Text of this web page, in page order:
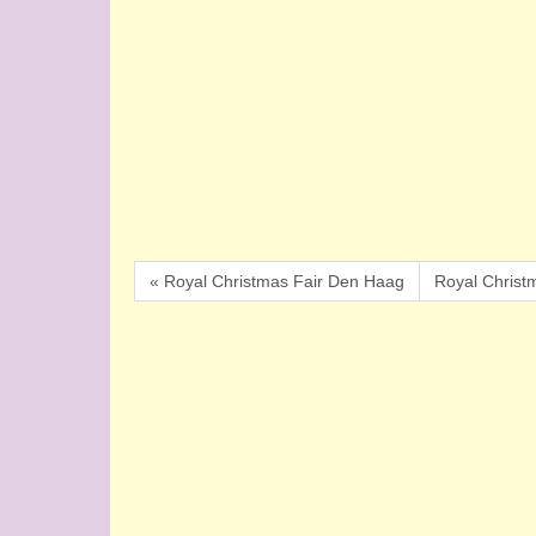
« Royal Christmas Fair Den Haag Royal